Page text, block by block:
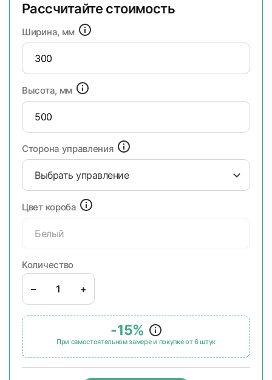
Рассчитайте стоимость
Ширина, мм
Высота, мм
Сторона управления
Выбрать управление
Цвет короба
Белый
Количество
– +
-15%
При самостоятельном замере и покупке от 6 штук